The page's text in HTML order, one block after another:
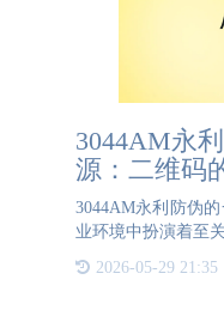
3044AM永
源：二维码
3044AM永利防伪
业环境中扮演着至
提升了产品的防伪
2026-05-29 21:35